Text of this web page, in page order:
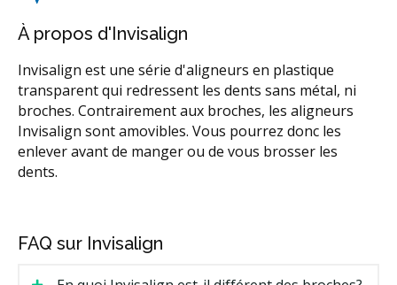
À propos d'Invisalign
Invisalign est une série d'aligneurs en plastique
transparent qui redressent les dents sans métal, ni
broches. Contrairement aux broches, les aligneurs
Invisalign sont amovibles. Vous pourrez donc les
enlever avant de manger ou de vous brosser les
dents.
FAQ sur Invisalign